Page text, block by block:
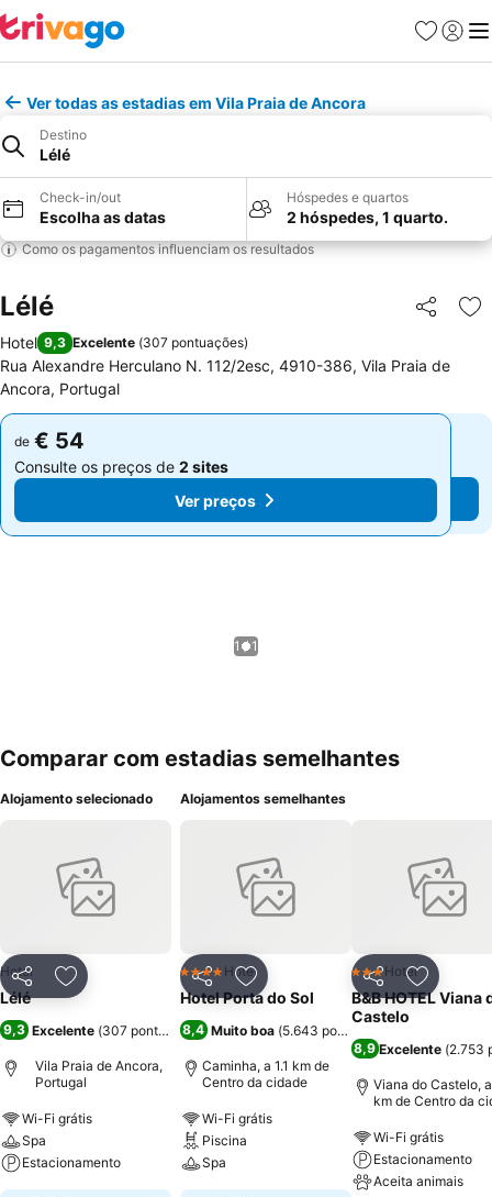
Favoritos
Iniciar
Ver todas as estadias em Vila Praia de Ancora
Destino
Lélé
Check-in/out
Escolha as datas
Hóspedes e quartos
2 hóspedes, 1 quarto.
Como os pagamentos influenciam os resultados
Lélé Partilhar
Hotel 9,3 Excelente (307 pontuações)
Rua Alexandre Herculano N. 112/2esc, 4910-386, Vila Praia de
Ancora, Portugal
de € 54
Consulte os preços de 2 sites
Ver preços
de € 54
Consulte os preços de 2 sites
Ver preços
1 / 1
Comparar com estadias semelhantes
Alojamento selecionado
PartilharAdicionar aos favoritos
Hotel
Lélé
9,3 Excelente (307 pontuações)
Vila Praia de Ancora,
Portugal
Wi-Fi grátis
Spa
Estacionamento
Alojamentos semelhantes
PartilharAdicionar aos favoritos
4 EstrelasHotel
Hotel Porta do Sol
8,4 Muito boa (5.643 pontuações
Caminha, a 1.1 km de
Centro da cidade
Wi-Fi grátis
Piscina
Spa
Partilhar
3 Estrelas
Hotel
B&B HOTEL Viana
Castelo
8,9 Excelente (2.753
Viana do Castelo,
km de Centro da
Wi-Fi grátis
Estacionamento
Aceita animais